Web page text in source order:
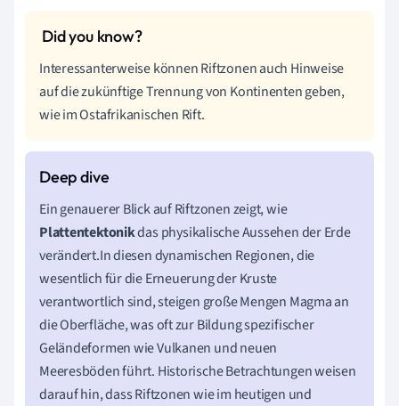
Interessanterweise können Riftzonen auch Hinweise
auf die zukünftige Trennung von Kontinenten geben,
wie im Ostafrikanischen Rift.
Ein genauerer Blick auf Riftzonen zeigt, wie
Plattentektonikdas physikalische Aussehen der Erde
verändert.In diesen dynamischen Regionen, die
wesentlich für die Erneuerung der Kruste
verantwortlich sind, steigen große Mengen Magma an
die Oberfläche, was oft zur Bildung spezifischer
Geländeformen wie Vulkanen und neuen
Meeresböden führt. Historische Betrachtungen weisen
darauf hin, dass Riftzonen wie im heutigen und